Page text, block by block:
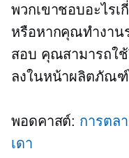
พวกเขาชอบอะไร
หรือหากคุณทำงาน
สอบ คุณสามารถใช้
ลงในหน้าผลิตภัณ
พอดคาสต์: การตล
เดา